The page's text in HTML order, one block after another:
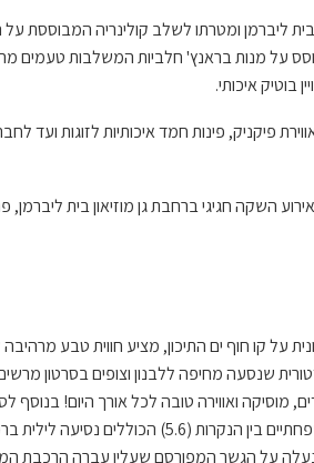
בית ליברמן ומטרתו לשלב קולינריה המבוססת
על מנות בראנץ' חלביות המשלבות טעמים
בוטיק איכותי.
פיקניק, פינות חמד איכותיות לזוגות ועד
על קו חוף ים התיכון, מציע חווית טבע
יצירה לילדים, מוסיקה ואווירה טובה לכל אורך היום!
רדת החשכה ייפתח האתר מחדש לסיורי עששיות ליליים משפחתיים
נעלה על הגשר המפורסם שעליו עברה הרכבת